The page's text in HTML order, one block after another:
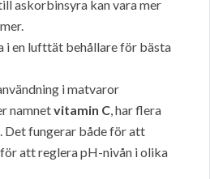
askorbinsyra kan vara mer
i en lufttät behållare för bästa
i matvaror
namnetvitamin C, har flera
Det fungerar både för att
att reglera pH-nivån i olika